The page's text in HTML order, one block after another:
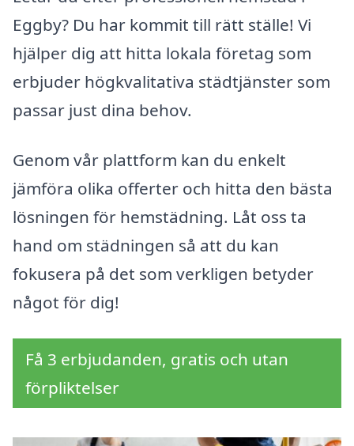
Eggby? Du har kommit till rätt ställe! Vi
hjälper dig att hitta lokala företag som
erbjuder högkvalitativa städtjänster som
passar just dina behov.
Genom vår plattform kan du enkelt
jämföra olika offerter och hitta den bästa
lösningen för hemstädning. Låt oss ta
hand om städningen så att du kan
fokusera på det som verkligen betyder
något för dig!
Få 3 erbjudanden, gratis och utan
förpliktelser